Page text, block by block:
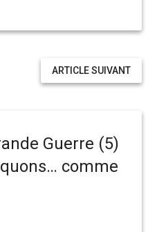
ARTICLE SUIVANT
Guerre (5)
comme